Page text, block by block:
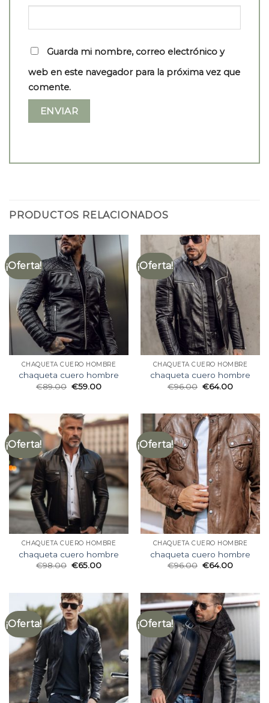
Guarda mi nombre, correo electrónico y
web en este navegador para la próxima vez que
comente.
PRODUCTOS RELACIONADOS
¡Oferta!
CHAQUETA CUERO HOMBRE
chaqueta cuero hombre
€89.00 €59.00
¡Oferta!
CHAQUETA CUERO HOMBRE
chaqueta cuero hombre
€96.00 €64.00
¡Oferta!
CHAQUETA CUERO HOMBRE
chaqueta cuero hombre
€98.00 €65.00
¡Oferta!
CHAQUETA CUERO HOMBRE
chaqueta cuero hombre
€96.00 €64.00
¡Oferta! ¡Oferta!